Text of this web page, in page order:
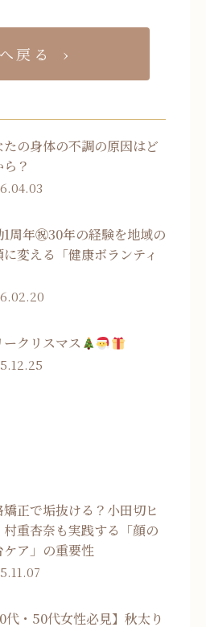
戻る
たの身体の不調の原因はど
ら？
1周年㊗30年の経験を地域の
変える「健康ボランティ
ークリスマス
矯正で垢抜ける？小田切ヒ
村重杏奈も実践する「顔の
ケア」の重要性
代・50代女性必見】秋太り